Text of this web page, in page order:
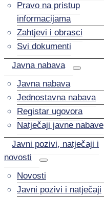
Pravo na pristup
informacijama
Zahtjevi i obrasci
Svi dokumenti
Javna nabava
Javna nabava
Jednostavna nabava
Registar ugovora
Natječaji javne nabave
Javni pozivi, natječaji i
novosti
Novosti
Javni pozivi i natječaji